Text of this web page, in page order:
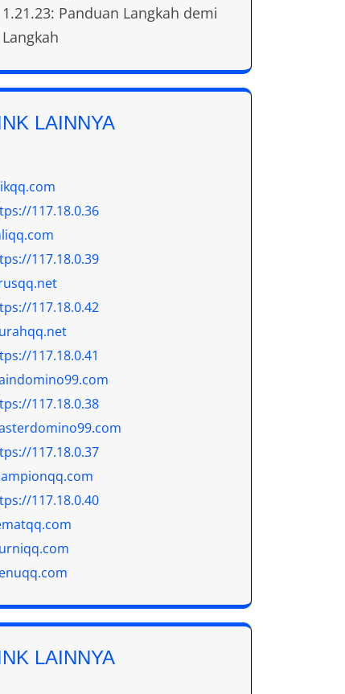
1.21.23: Panduan Langkah demi
Langkah
LAINNYA
117.18.0.36
117.18.0.39
117.18.0.42
117.18.0.41
117.18.0.38
117.18.0.37
117.18.0.40
LAINNYA